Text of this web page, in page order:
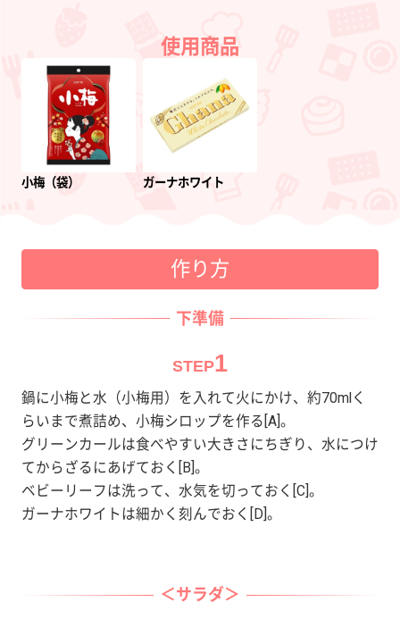
使用商品
小梅（袋） ガーナホワイト
作り方
下準備
STEP1
鍋に小梅と水（小梅用）を入れて火にかけ、約70mlく
らいまで煮詰め、小梅シロップを作る[A]。
グリーンカールは食べやすい大きさにちぎり、水につけ
てからざるにあげておく[B]。
ベビーリーフは洗って、水気を切っておく[C]。
ガーナホワイトは細かく刻んでおく[D]。
＜サラダ＞